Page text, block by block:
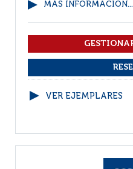
MÁS INFORMACIÓN...
VER EJEMPLARES